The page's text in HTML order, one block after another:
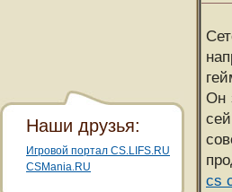
Он
cs
Наши друзья:
Игровой портал CS.LIFS.RU
CSMania.RU